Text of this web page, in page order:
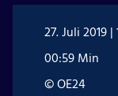
27. Juli 2019 |
00:59 Min
© OE24